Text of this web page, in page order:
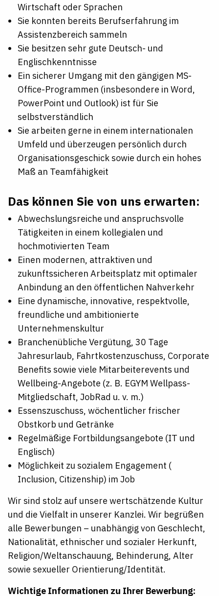
Wirtschaft oder Sprachen
Sie konnten bereits Berufserfahrung im
Assistenzbereich sammeln
Sie besitzen sehr gute Deutsch- und
Englischkenntnisse
Ein sicherer Umgang mit den gängigen MS-
Office-Programmen (insbesondere in Word,
PowerPoint und Outlook) ist für Sie
selbstverständlich
Sie arbeiten gerne in einem internationalen
Umfeld und überzeugen persönlich durch
Organisationsgeschicksowie durch ein hohes
Maß an Teamfähigkeit
Das können Sie von uns erwarten:
Abwechslungsreiche und anspruchsvolle
Tätigkeiten in einem kollegialen und
hochmotivierten Team
Einen modernen, attraktiven und
zukunftssicheren Arbeitsplatz mit optimaler
Anbindung an den öffentlichen Nahverkehr
Eine dynamische, innovative, respektvolle,
freundliche und ambitionierte
Unternehmenskultur
Branchenübliche Vergütung, 30 Tage
Jahresurlaub, Fahrtkostenzuschuss, Corporate
Benefits sowie viele Mitarbeiterevents und
Wellbeing-Angebote (z. B. EGYM Wellpass-
Mitgliedschaft, JobRad u. v. m.)
Essenszuschuss, wöchentlicher frischer
Obstkorb und Getränke
Regelmäßige Fortbildungsangebote (IT und
Englisch)
Möglichkeit zu sozialem Engagement (
Inclusion, Citizenship) im Job
Wir sind stolz auf unsere wertschätzende Kultur
und die Vielfalt in unserer Kanzlei. Wir begrüßen
alle Bewerbungen – unabhängig von Geschlecht,
Nationalität, ethnischer und sozialer Herkunft,
Religion/Weltanschauung, Behinderung, Alter
sowie sexueller Orientierung/Identität.​​
Wichtige Informationen zu Ihrer Bewerbung: